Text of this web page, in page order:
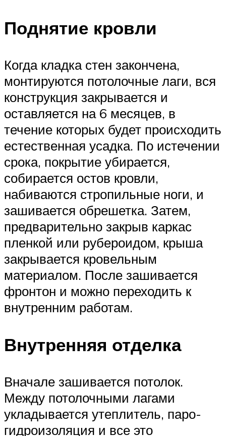
Поднятие кровли
Когда кладка стен закончена,
монтируются потолочные лаги, вся
конструкция закрывается и
оставляется на 6 месяцев, в
течение которых будет происходить
естественная усадка. По истечении
срока, покрытие убирается,
собирается остов кровли,
набиваются стропильные ноги, и
зашивается обрешетка. Затем,
предварительно закрыв каркас
пленкой или рубероидом, крыша
закрывается кровельным
материалом. После зашивается
фронтон и можно переходить к
внутренним работам.
Внутренняя отделка
Вначале зашивается потолок.
Между потолочными лагами
укладывается утеплитель, паро-
гидроизоляция и все это